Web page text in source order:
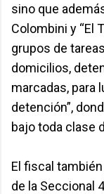
sino que
Colombini y “El
grupos de
domicilios,
marcadas, para
detención”,
bajo toda clase
El fiscal
de la Seccional